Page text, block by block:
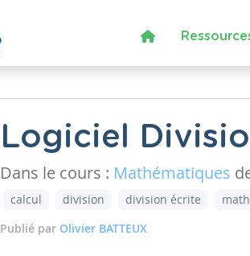
Logiciel
Dans le cours : Mathématiques
calcul division division écrite
Publié par Olivier BATTEUX